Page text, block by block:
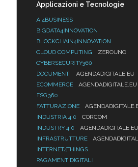
Applicazioni e Tecnologie
AI4BUSINESS
BIGDATA4INNOVATION
BLOCKCHAIN4INNOVATION
CLOUD COMPUTING
ZEROUNO
CYBERSECURITY360
DOCUMENTI
AGENDADIGITALE.EU
ECOMMERCE
AGENDADIGITALE.EU
ESG360
FATTURAZIONE
INDUSTRIA 4.0
CORCOM
INDUSTRY 4.0
AGENDADIGITALE.EU
INFRASTRUTTURE
INTERNET4THINGS
PAGAMENTIDIGITALI